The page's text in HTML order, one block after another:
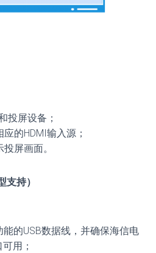
投屏设备；
的HDMI输入源；
屏画面。
支持）
能的USB数据线，并确保海信电
用；